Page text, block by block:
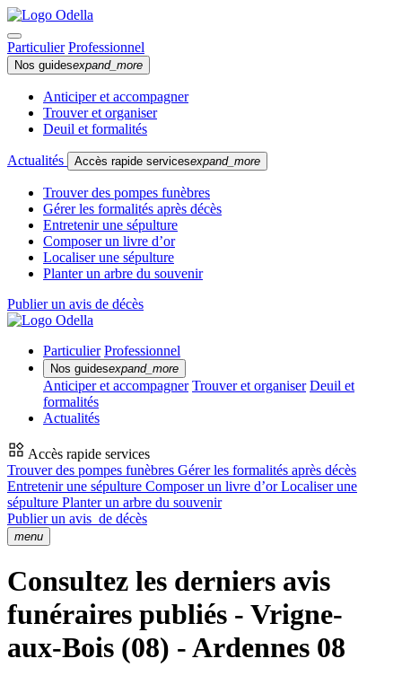
Particulier Professionnel
Nos guidesexpand_more
Anticiper et accompagner
Trouver et organiser
Deuil et formalités
Actualités Accès rapide servicesexpand_more
Trouver des pompes funèbres
Gérer les formalités après décès
Entretenir une sépulture
Composer un livre d’or
Localiser une sépulture
Planter un arbre du souvenir
Publier un avis de décès
Particulier Professionnel
Nos guidesexpand_more
Anticiper et accompagner Trouver et organiser Deuil et
formalités
Actualités
Accès rapide services
Trouver des pompes funèbres Gérer les formalités après décès
Entretenir une sépulture Composer un livre d’orLocaliser une
sépulture Planter un arbre du souvenir
Publier un avis de décès
menu
Consultez les derniers avis
funéraires publiés - Vrigne-
aux-Bois (08) - Ardennes 08